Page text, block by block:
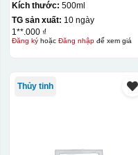
Kích thước: 500ml
TG sản xuất: 10 ngày
1**.000 ₫
Đăng kýhoặc Đăng nhậpđể xem giá
Thủy tinh